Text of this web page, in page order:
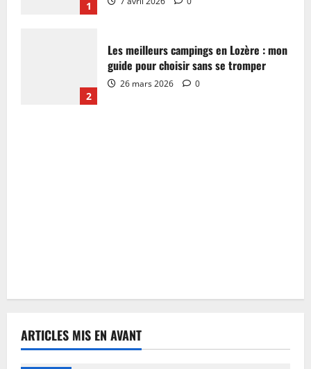
1
2
Les meilleurs campings en Lozère : mon
guide pour choisir sans se tromper
26 mars 2026 0
ARTICLES MIS EN AVANT